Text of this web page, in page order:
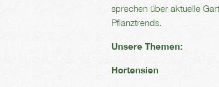
sprechen über aktuelle
Pflanztrends.
Unsere Themen:
Hortensien